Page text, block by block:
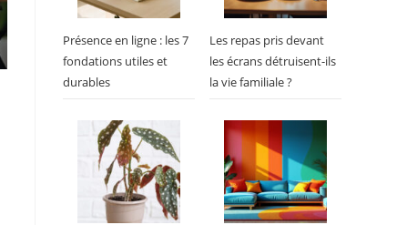
Présence en ligne : les 7
fondations utiles et
durables
Les repas pris devant
les écrans détruisent-ils
la vie familiale ?